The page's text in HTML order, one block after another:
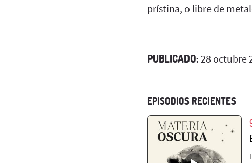
prístina, o libre de
PUBLICADO: 28 octubre
EPISODIOS RECIENTES